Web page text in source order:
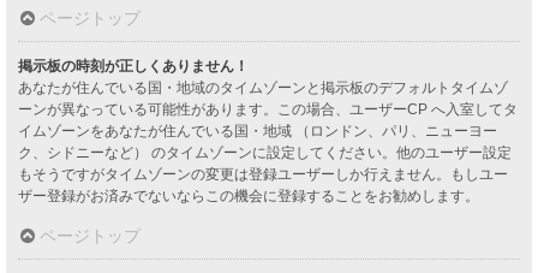
ページトップ
掲示板の時刻が正しくありません！
あなたが住んでいる国・地域のタイムゾーンと掲示板のデフォルトタイムゾ
ーンが異なっている可能性があります。この場合、ユーザーCP へ入室してタ
イムゾーンをあなたが住んでいる国・地域 （ロンドン、パリ、ニューヨー
ク、シドニーなど） のタイムゾーンに設定してください。他のユーザー設定
もそうですがタイムゾーンの変更は登録ユーザーしか行えません。もしユー
ザー登録がお済みでないならこの機会に登録することをお勧めします。
ページトップ